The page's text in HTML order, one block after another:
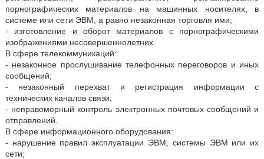
порнографических материалов на машинных носителях, в
системе или сети ЭВМ, а равно незаконная торговля ими;
- изготовление и оборот материалов с порнографическими
изображениями несовершеннолетних.
В сфере телекоммуникаций:
- незаконное прослушивание телефонных переговоров и иных
сообщений;
- незаконный перехват и регистрация информации с
технических каналов связи;
- неправомерный контроль электронных почтовых сообщений и
отправлений.
В сфере информационного оборудования:
- нарушение правил эксплуатации ЭВМ, системы ЭВМ или их
сети;